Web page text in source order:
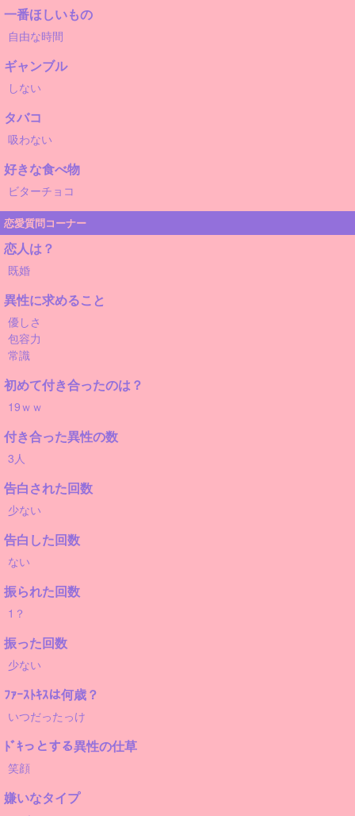
一番ほしいもの
自由な時間
ギャンブル
しない
タバコ
吸わない
好きな食べ物
ビターチョコ
恋愛質問コーナー
恋人は？
既婚
異性に求めること
優しさ
包容力
常識
初めて付き合ったのは？
19ｗｗ
付き合った異性の数
3人
告白された回数
少ない
告白した回数
ない
振られた回数
1？
振った回数
少ない
ﾌｧｰｽﾄｷｽは何歳？
いつだったっけ
ﾄﾞｷっとする異性の仕草
笑顔
嫌いなタイプ